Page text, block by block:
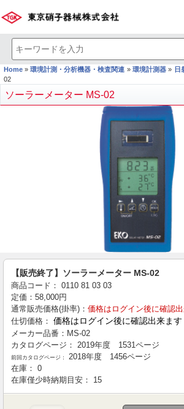
Home 環境計測・分析機器・検査関連 環境計測器 日
02
ソーラーメーター MS-02
【販売終了】ソーラーメーター MS-02
商品コード： 0110 81 03 03
定価： 58,000円
通常販売価格(掛率)： 価格はログイン後に確認
仕切価格： 価格はログイン後に確認出来ます
メーカー品番： MS-02
カタログページ： 2019年度 1531ページ
前回カタログページ：
2018年度 1456ページ
在庫： 0
在庫僅少時納期目安：
15